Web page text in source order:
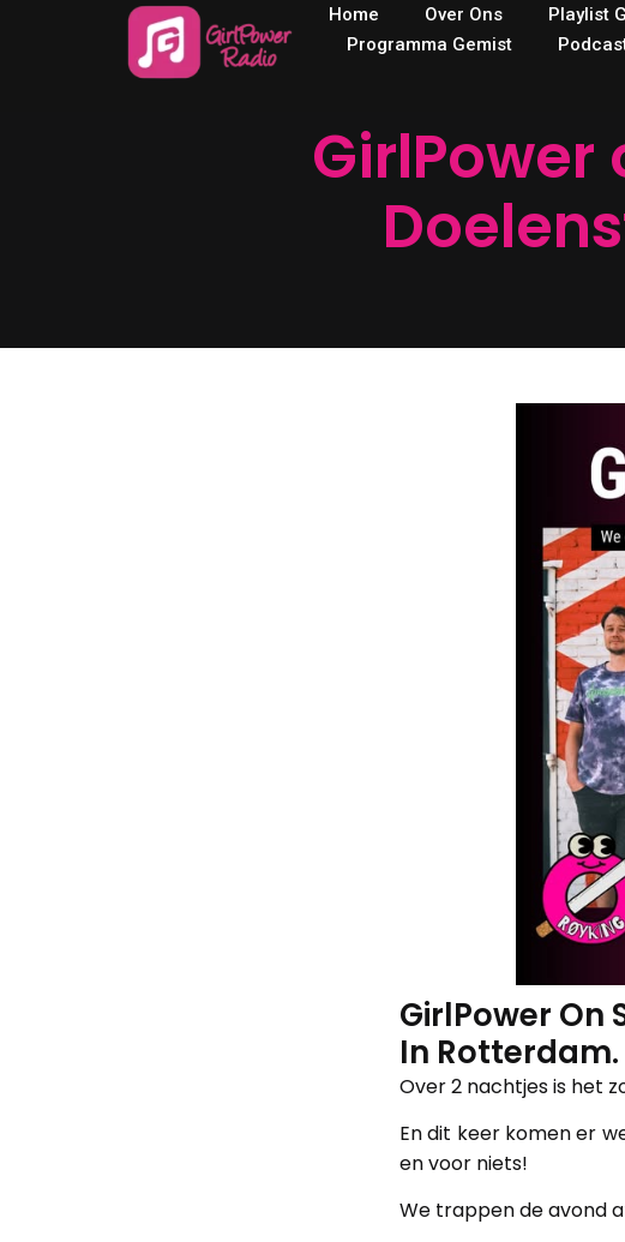
Home Over Ons Playlist
Programma Gemist
GirlPower
GirlPower On
In Rotterdam.
Over 2 nachtjes is het
En dit keer komen er
en voor niets!
We trappen de avond